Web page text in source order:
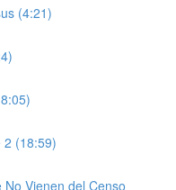
(4:21)
2 (18:59)
Vienen del Censo